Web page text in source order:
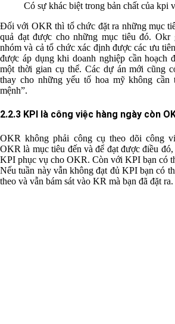
Có sự khác biệt trong bản chất của kpi
Đối với OKR thì tổ chức đặt ra những mục
quả đạt được cho những mục tiêu đó. Okr
nhóm và cả tổ chức xác định được các ưu
được áp dụng khi doanh nghiệp cần hoạch
một thời gian cụ thể. Các dự án mới cũng
thay cho những yếu tố hoa mỹ không cần
mệnh”.
2.2.3 KPI là công việc hàng ngày còn
OKR không phải công cụ theo dõi công
OKR là mục tiêu đến và để đạt được điều
KPI phục vụ cho OKR. Còn với KPI bạn có
Nếu tuần này vẫn không đạt đủ KPI bạn có
theo và vẫn bám sát vào KR mà bạn đã đặt ra.